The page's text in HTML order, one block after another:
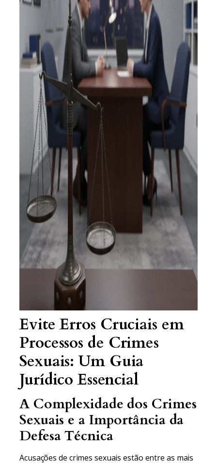
Evite Erros Cruciais em
Processos de Crimes
Sexuais: Um Guia
Jurídico Essencial
A Complexidade dos Crimes
Sexuais e a Importância da
Defesa Técnica
Acusações de crimes sexuais estão entre as mais